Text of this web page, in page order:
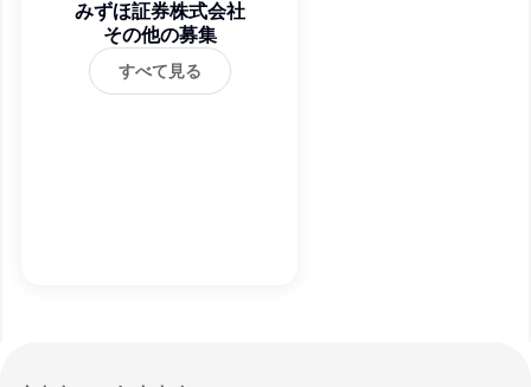
みずほ証券株式会社
その他の募集
すべて見る